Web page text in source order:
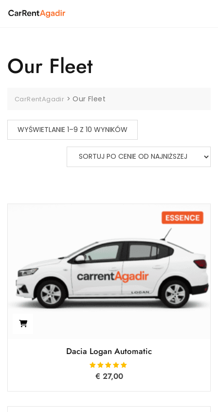
Our Fleet
CarRentAgadir >Our Fleet
WYŚWIETLANIE 1–9 Z 10 WYNIKÓWPOSORTOWANE
WEDŁUG
CENY:
OD
WYSOKIEJ
Dacia Logan Automatic
Oceniono
5.00
€ 27,00